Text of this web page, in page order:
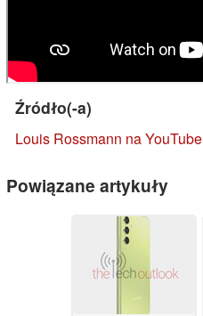
Źródło(-a)
Louis Rossmann na YouTube
Powiązane artykuły